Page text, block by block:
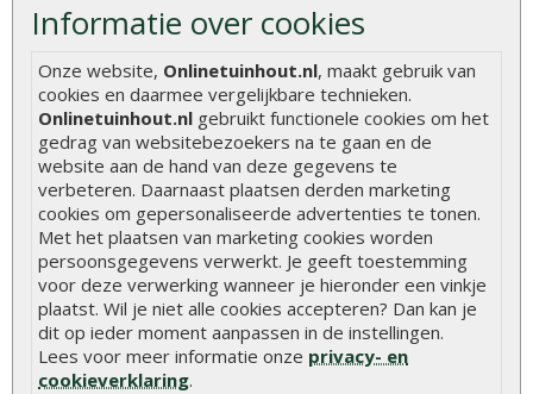
Informatie over cookies
Onze website, Onlinetuinhout.nl, maakt gebruik van
cookies en daarmee vergelijkbare technieken.
Onlinetuinhout.nl gebruikt functionele cookies om het
gedrag van websitebezoekers na te gaan en de
website aan de hand van deze gegevens te
verbeteren. Daarnaast plaatsen derden marketing
cookies om gepersonaliseerde advertenties te tonen.
Met het plaatsen van marketing cookies worden
persoonsgegevens verwerkt. Je geeft toestemming
voor deze verwerking wanneer je hieronder een vinkje
plaatst. Wil je niet alle cookies accepteren? Dan kan je
dit op ieder moment aanpassen in de instellingen.
Lees voor meer informatie onze privacy- en
cookieverklaring.
Hoe zelf een vlonder leggen
Hoe betonpaal plaatsen
Hoe schutting plaatsen
De 9 beste tuinschermen van Onlinetuinhout.nl
Stijlvolle houtsoorten voor in de tuin
Duurzame tuin
Welke palen voor een schapenhek
Alle populaire categorieën
Tuinhout